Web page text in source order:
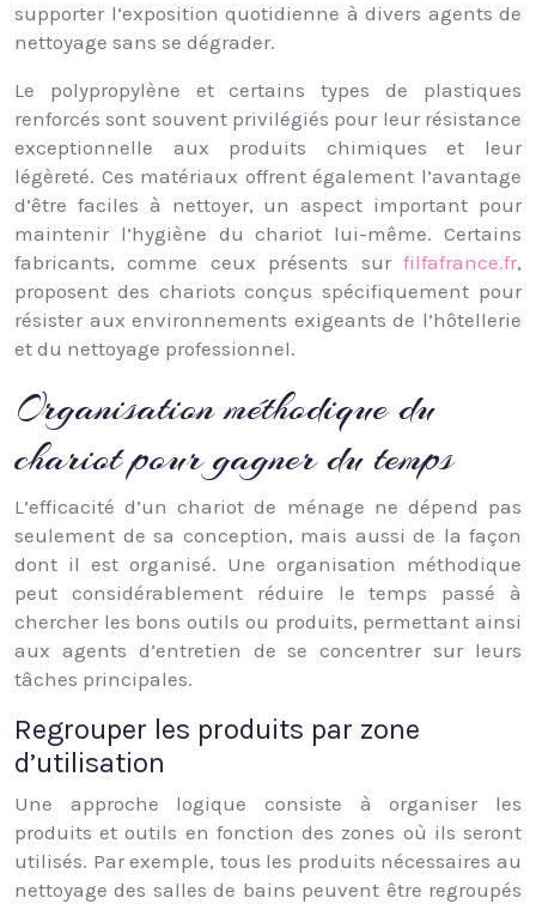
supporter l’exposition quotidienne à divers agents de
nettoyage sans se dégrader.
Le polypropylène et certains types de plastiques
renforcés sont souvent privilégiés pour leur résistance
exceptionnelle aux produits chimiques et leur
légèreté. Ces matériaux offrent également l’avantage
d’être faciles à nettoyer, un aspect important pour
maintenir l’hygiène du chariot lui-même. Certains
fabricants, comme ceux présents sur filfafrance.fr,
proposent des chariots conçus spécifiquement pour
résister aux environnements exigeants de l’hôtellerie
et du nettoyage professionnel.
Organisation méthodique du
chariot pour gagner du temps
L’efficacité d’un chariot de ménage ne dépend pas
seulement de sa conception, mais aussi de la façon
dont il est organisé. Une organisation méthodique
peut considérablement réduire le temps passé à
chercher les bons outils ou produits, permettant ainsi
aux agents d’entretien de se concentrer sur leurs
tâches principales.
Regrouper les produits par zone
d’utilisation
Une approche logique consiste à organiser les
produits et outils en fonction des zones où ils seront
utilisés. Par exemple, tous les produits nécessaires au
nettoyage des salles de bains peuvent être regroupés